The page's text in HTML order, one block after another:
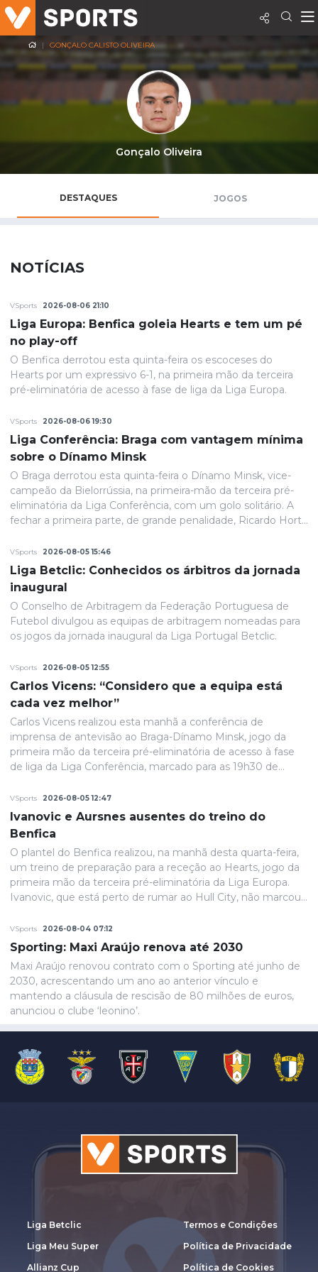
GONÇALO CALISTO OLIVEIRA
Gonçalo Oliveira
DESTAQUES JOGOS
NOTÍCIAS
VSports 2026-08-06 21:10
Liga Europa: Benfica goleia Hearts e tem um pé
no play-off
O Benfica derrotou esta quinta-feira os escoceses do
Hearts por um expressivo 6-1, na primeira mão da terceira
pré-eliminatória de acesso à fase de liga da Liga Europa.
VSports 2026-08-06 19:30
Liga Conferência: Braga com vantagem mínima
sobre o Dínamo Minsk
O Braga derrotou esta quinta-feira o Dínamo Minsk, vice-
campeão da Bielorrússia, na primeira-mão da terceira pré-
eliminatória da Liga Conferência, com um golo solitário. A
fechar a primeira parte, de grande penalidade, Ricardo Horta
e até final o resultado permaneceria inalterado.
VSports 2026-08-05 15:46
Liga Betclic: Conhecidos os árbitros da jornada
inaugural
O Conselho de Arbitragem da Federação Portuguesa de
Futebol divulgou as equipas de arbitragem nomeadas para
os jogos da jornada inaugural da Liga Portugal Betclic.
VSports 2026-08-05 12:55
Carlos Vicens: “Considero que a equipa está
cada vez melhor”
Carlos Vicens realizou esta manhã a conferência de
imprensa de antevisão ao Braga-Dínamo Minsk, jogo da
primeira mão da terceira pré-eliminatória de acesso à fase
de liga da Liga Conferência, marcado para as 19h30 de
VSports 2026-08-05 12:47
Ivanovic e Aursnes ausentes do treino do
Benfica
O plantel do Benfica realizou, na manhã desta quarta-feira,
um treino de preparação para a receção ao Hearts, jogo da
primeira mão da terceira pré-eliminatória da Liga Europa.
Ivanovic, que está perto de rumar ao Hull City, não marcou
de acordo com informação das águias. Aursnes, com uma
gastroenterite, também foi baixa, juntando-se a Wynder e
Umeh.
VSports 2026-08-04 07:12
Sporting: Maxi Araújo renova até 2030
Maxi Araújo renovou contrato com o Sporting até junho de
2030, acrescentando um ano ao anterior vínculo e
mantendo a cláusula de rescisão de 80 milhões de euros,
anunciou o clube ‘leonino’.
Liga Betclic
Liga Meu Super
Allianz Cup
Termos e Condições
Política de Privacidade
Política de Cookies